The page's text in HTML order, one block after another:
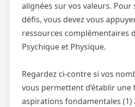
alignées sur vos valeurs.
défis, vous devez vous
ressources complémentaires
Psychique et Physique.
Regardez ci-contre si vos
vous permettent d’établir une
aspirations fondamentales (1)